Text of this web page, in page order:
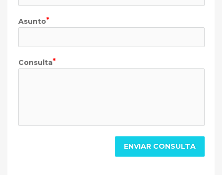
Asunto
Consulta
ENVIAR CONSULTA